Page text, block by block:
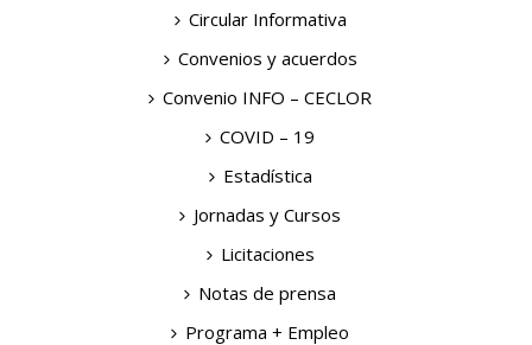
Circular Informativa
Convenios y acuerdos
Convenio INFO – CECLOR
COVID – 19
Estadística
Jornadas y Cursos
Licitaciones
Notas de prensa
Programa + Empleo